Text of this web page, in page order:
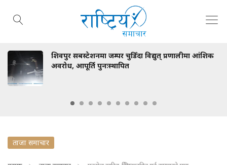
सबस्टेशनमा जम्पर चुडिँदा विद्युत् प्रणालीमा आंशिक
आपूर्ति पुनःस्थापित
ताजा समाचार